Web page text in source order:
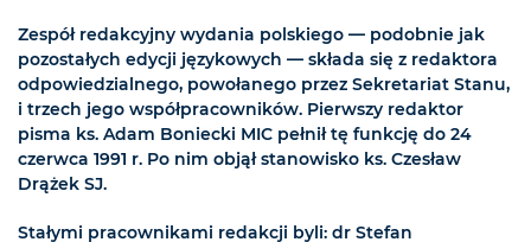
Zespół redakcyjny wydania polskiego — podobnie jak
pozostałych edycji językowych — składa się z redaktora
odpowiedzialnego, powołanego przez Sekretariat Stanu,
i trzech jego współpracowników. Pierwszy redaktor
pisma ks. Adam Boniecki MIC pełnił tę funkcję do 24
czerwca 1991 r. Po nim objął stanowisko ks. Czesław
Drążek SJ.
Stałymi pracownikami redakcji byli: dr Stefan